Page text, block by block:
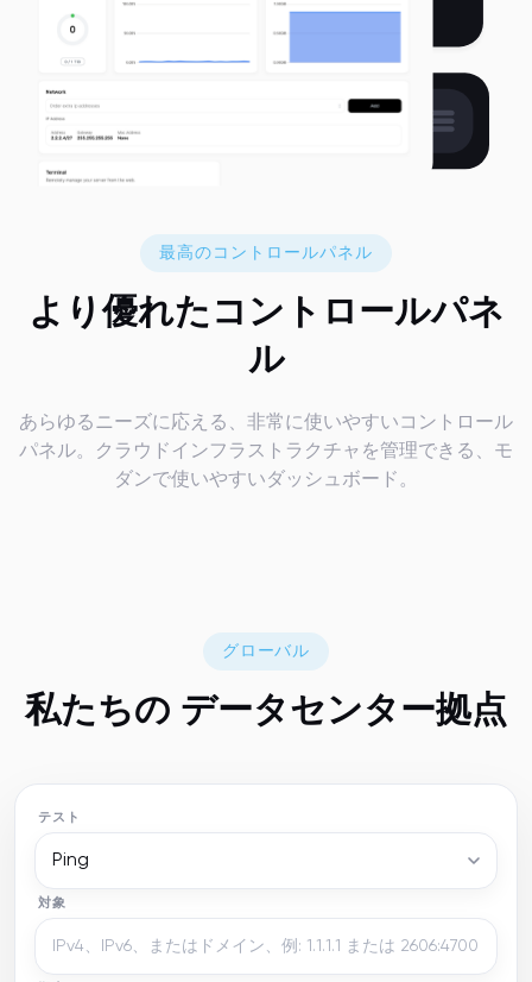
最高のコントロールパネル
より優れたコントロールパネ
ル
あらゆるニーズに応える、非常に使いやすいコントロール
パネル。クラウドインフラストラクチャを管理できる、モ
ダンで使いやすいダッシュボード。
グローバル
私たちの データセンター拠点
テスト
Ping
対象